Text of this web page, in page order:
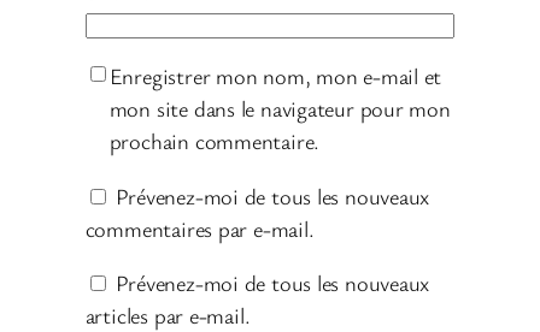
Enregistrer mon nom, mon e-mail et
mon site dans le navigateur pour mon
prochain commentaire.
Prévenez-moi de tous les nouveaux
commentaires par e-mail.
Prévenez-moi de tous les nouveaux
articles par e-mail.